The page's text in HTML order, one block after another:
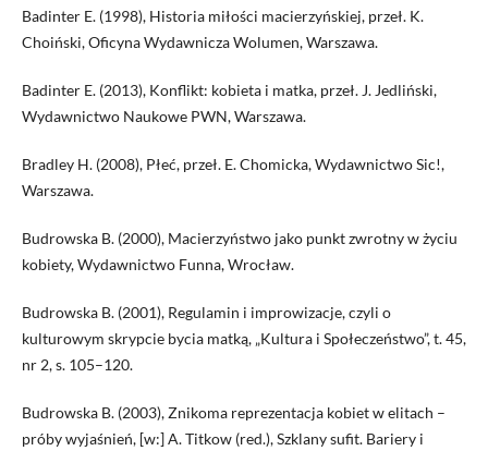
Badinter E. (1998), Historia miłości macierzyńskiej, przeł. K.
Choiński, Oficyna Wydawnicza Wolumen, Warszawa.
Badinter E. (2013), Konflikt: kobieta i matka, przeł. J. Jedliński,
Wydawnictwo Naukowe PWN, Warszawa.
Bradley H. (2008), Płeć, przeł. E. Chomicka, Wydawnictwo Sic!,
Warszawa.
Budrowska B. (2000), Macierzyństwo jako punkt zwrotny w życiu
kobiety, Wydawnictwo Funna, Wrocław.
Budrowska B. (2001), Regulamin i improwizacje, czyli o
kulturowym skrypcie bycia matką, „Kultura i Społeczeństwo”, t. 45,
nr 2, s. 105–120.
Budrowska B. (2003), Znikoma reprezentacja kobiet w elitach –
próby wyjaśnień, [w:] A. Titkow (red.), Szklany sufit. Bariery i